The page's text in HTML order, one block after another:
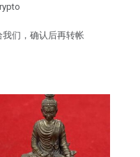
们，确认后再转帐